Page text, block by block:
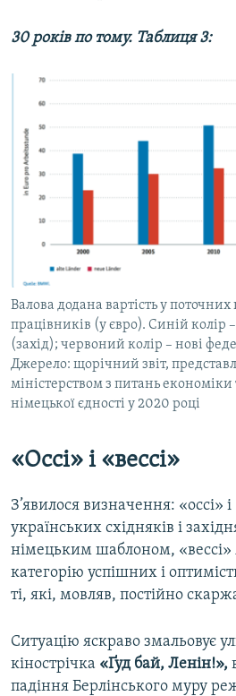
30 років по тому. Таблиця 3:
Валова додана вартість у
працівників (у євро). Синій колір
(захід); червоний колір – нові
Джерело: щорічний звіт,
міністерством з питань
німецької єдності у 2020 році
«Оссі» і «вессі»
З’явилося визначення: «оссі»
українських східняків і
німецьким шаблоном, «вессі»
категорію успішних і
ті, які, мовляв, постійно
Ситуацію яскраво змальовує
кінострічка «Ґуд бай, Ленін!»,
падіння Берлінського муру